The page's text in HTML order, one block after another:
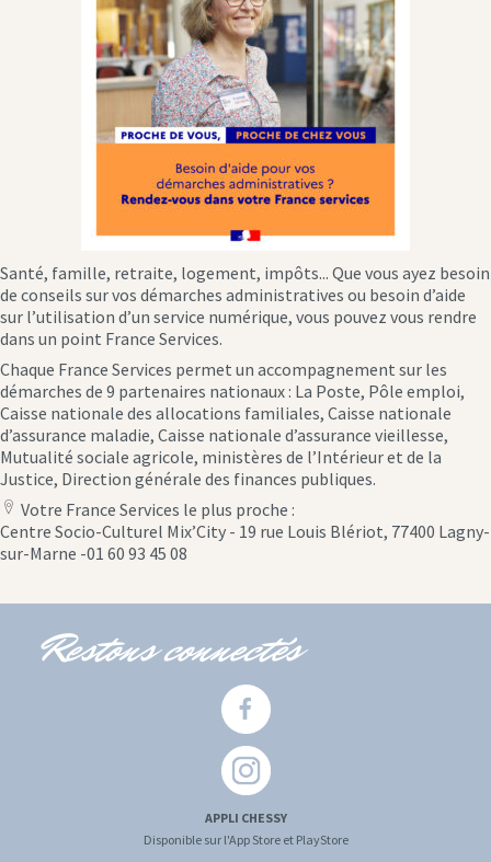
Santé, famille, retraite, logement, impôts... Que vous ayez besoin
de conseils sur vos démarches administratives ou besoin d’aide
sur l’utilisation d’un service numérique, vous pouvez vous rendre
dans un point France Services.
Chaque France Services permet un accompagnement sur les
démarches de 9 partenaires nationaux : La Poste, Pôle emploi,
Caisse nationale des allocations familiales, Caisse nationale
d’assurance maladie, Caisse nationale d’assurance vieillesse,
Mutualité sociale agricole, ministères de l’Intérieur et de la
Justice, Direction générale des finances publiques.
location
icon
Votre France Services le plus proche :
Centre Socio-Culturel Mix’City - 19 rue Louis Blériot, 77400 Lagny-
sur-Marne -01 60 93 45 08
Restons connectés
APPLI CHESSY
Disponible sur l'App Store et PlayStore